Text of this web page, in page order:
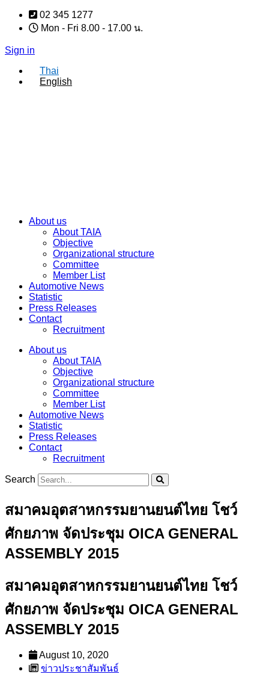
Skip
content
02 345 1277
Mon - Fri 8.00 - 17.00 น.
Sign in
Thai
English
About us
About TAIA
Objective
Organizational structure
Committee
Member List
Automotive News
Statistic
Press Releases
Contact
Recruitment
About us
About TAIA
Objective
Organizational structure
Committee
Member List
Automotive News
Statistic
Press Releases
Contact
Recruitment
Search
สมาคมอุตสาหกรรมยานยนต์ไทย โชว์
ศักยภาพ จัดประชุม OICA GENERAL
ASSEMBLY 2015
สมาคมอุตสาหกรรมยานยนต์ไทย โชว์
ศักยภาพ จัดประชุม OICA GENERAL
ASSEMBLY 2015
August 10, 2020
ข่าวประชาสัมพันธ์